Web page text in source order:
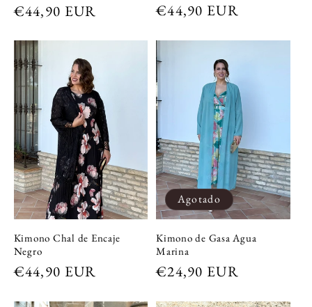
Precio
€44,90 EUR
Precio
€44,90 EUR
Kimono Chal de Encaje
Negro
Precio
€44,90 EUR
Agotado
Kimono de Gasa Agua
Marina
Precio
€24,90 EUR